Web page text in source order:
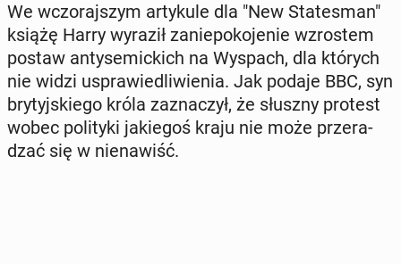
We wczo­raj­szym ar­ty­ku­le dla "New Sta­te­sman"
książę Harry wyraził za­nie­po­ko­je­nie wzro­stem
postaw an­ty­se­mic­kich na Wyspach, dla których
nie widzi uspra­wie­dli­wie­nia. Jak podaje BBC, syn
bry­tyj­skie­go króla za­zna­czył, że słuszny protest
wobec po­li­ty­ki ja­kie­goś kraju nie może prze­ra­
dzać się w nie­na­wiść.